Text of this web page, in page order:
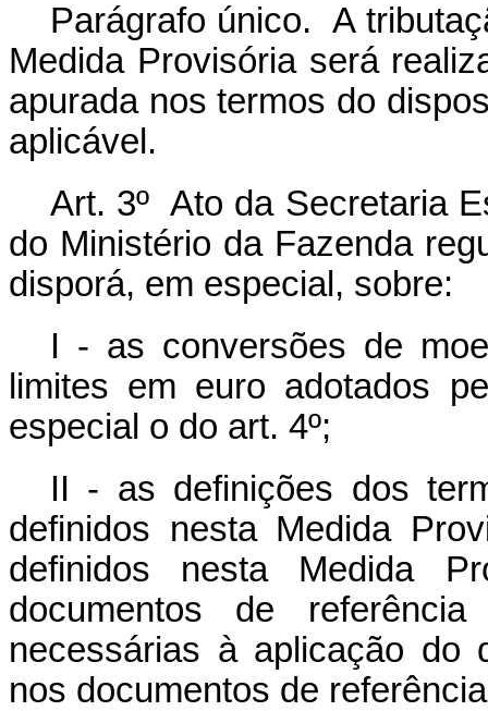
Parágrafo único. A
Medida Provisória será
apurada nos termos do
aplicável.
Art. 3º Ato da Secretaria
do Ministério da Fazenda
disporá, em especial, sobre:
I - as conversões de
limites em euro adotados
especial o do art. 4º;
II - as definições dos
definidos nesta Medida
definidos nesta Medida
documentos de
necessárias à aplicação do
nos documentos de